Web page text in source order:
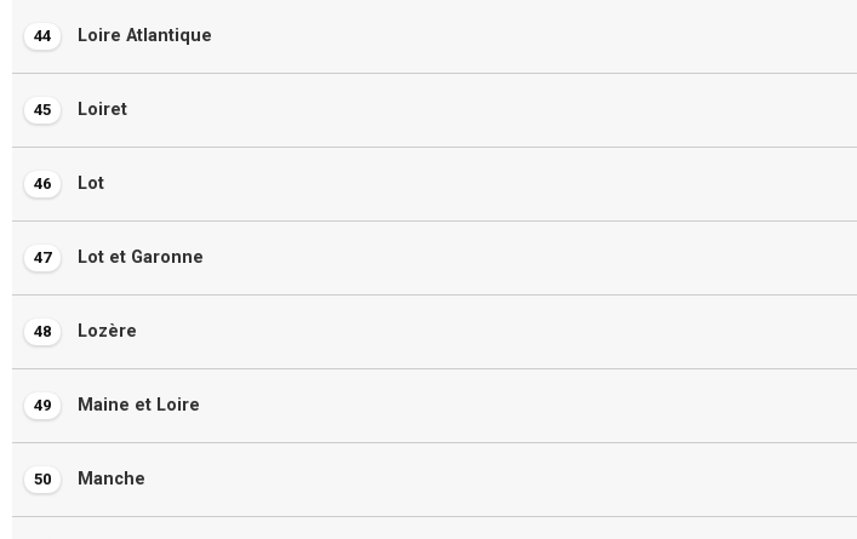
44 Loire Atlantique
45 Loiret
46 Lot
47 Lot et Garonne
48 Lozère
49 Maine et Loire
50 Manche